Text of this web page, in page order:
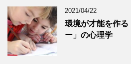
2021/04/22
環境が才能を作る
ー」の心理学